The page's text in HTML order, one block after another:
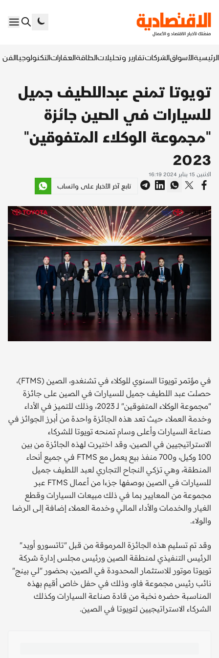
الرئيسيةالأسواقالشركاتتقارير وتحليلاتالطاقةالعقاراتالتكنولوجياالفن
تويوتا تمنح عبداللطيف جميل
للسيارات في الصين جائزة
"مجموعة الوكلاء المتفوقين"
2023
الاثنين 15 يناير 2024 16:19
تابع آخر الأخبار على واتساب
في مؤتمر تويوتا السنوي للوكلاء في تشنغدو، الصين (FTMS)،
حصلت عبد اللطيف جميل للسيارات في الصين على جائزة
"مجموعة الوكلاء المتفوقين" لـ 2023، وذلك للتميز في الأداء
وخدمة العملاء حيث تعد هذه الجائزة واحدة من أبرز الجوائز في
صناعة السيارات وأعلى وسام تمنحه تويوتا للشركاء
الاستراتيجيين في الصين، وقد اختيرت لهذه الجائزة من بين
100 وكيل، و700 منفذ بيع يعمل مع FTMS في جميع أنحاء
المنطقة، وهي تزكي النجاح التجاري لعبد اللطيف جميل
للسيارات في الصين بوصفها جزءا من أعمال FTMS عبر
مجموعة من المعايير بما في ذلك مبيعات السيارات وقطع
الغيار والخدمات والأداء المالي وخدمة العملاء إضافة إلى الرضا
والولاء.
وقد تم تسليم هذه الجائزة المرموقة من قبل "تاتسورو أويد"
الرئيس التنفيذي لمنطقة الصين ورئيس مجلس إدارة شركة
تويوتا موتور للاستثمار المحدودة في الصين، بحضور "لي بينج"
نائب رئيس مجموعة فاو، وذلك في حفل خاص أقيم بهذه
المناسبة حضره نخبة من قادة صناعة السيارات وكذلك
الشركاء الاستراتيجيين لتويوتا في الصين.